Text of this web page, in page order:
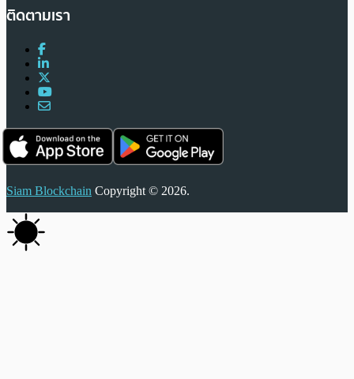
ติดตามเรา
Siam Blockchain Copyright © 2026.